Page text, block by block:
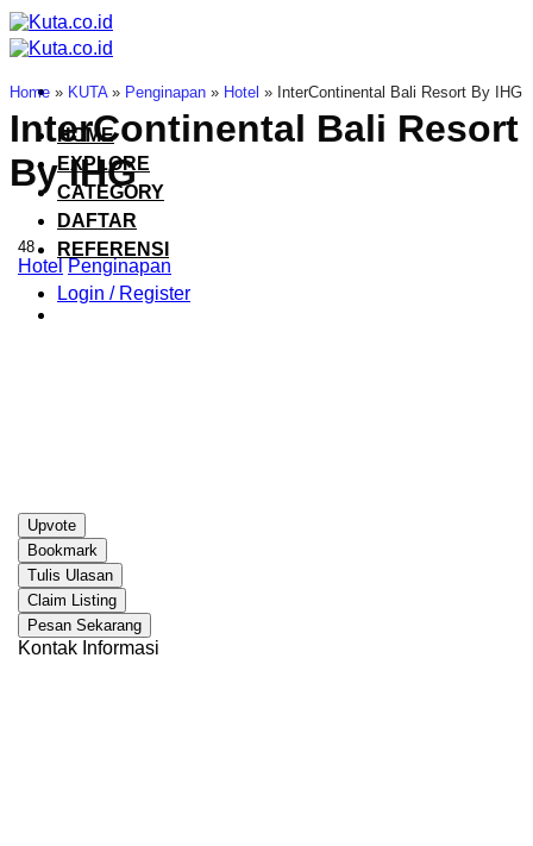
Skip
to
content
HOME
EXPLORE
CATEGORY
DAFTAR
REFERENSI
Login / Register
Home » KUTA» Penginapan » Hotel » InterContinental Bali Resort By IHG
InterContinental Bali Resort
By IHG
48
Hotel Penginapan
Upvote
Bookmark
Tulis Ulasan
Claim Listing
Pesan Sekarang
Kontak Informasi